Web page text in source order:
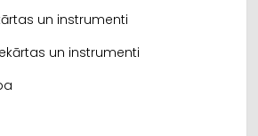
un instrumenti
un instrumenti